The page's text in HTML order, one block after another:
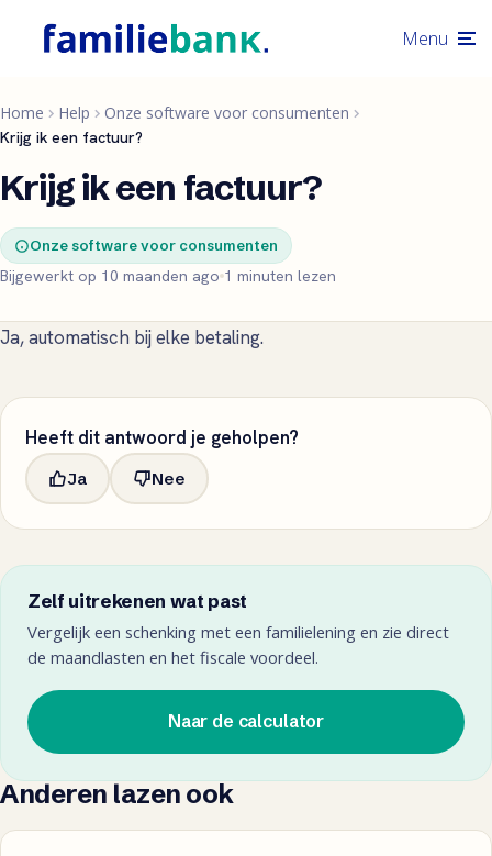
Menu
Home Help Onze software voor consumenten
Krijg ik een factuur?
Krijg ik een factuur?
Onze software voor consumenten
Bijgewerkt op 10 maanden ago 1 minuten lezen
Ja, automatisch bij elke betaling.
Heeft dit antwoord je geholpen?
Ja Nee
Zelf uitrekenen wat past
Vergelijk een schenking met een familielening en zie direct
de maandlasten en het fiscale voordeel.
Naar de calculator
Anderen lazen ook